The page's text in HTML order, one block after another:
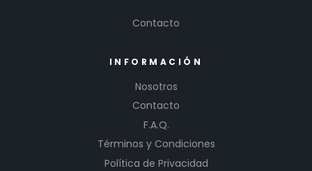
Contacto
INFORMACIÓN
Nosotros
Contacto
F.A.Q.
Términos y Condiciones
Política de Privacidad